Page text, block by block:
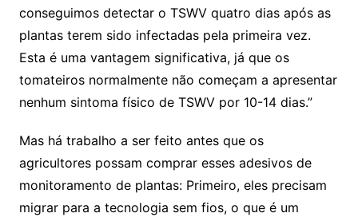
conseguimos detectar o TSWV quatro dias após as
plantas terem sido infectadas pela primeira vez.
Esta é uma vantagem significativa, já que os
tomateiros normalmente não começam a apresentar
nenhum sintoma físico de TSWV por 10-14 dias.”
Mas há trabalho a ser feito antes que os
agricultores possam comprar esses adesivos de
monitoramento de plantas: Primeiro, eles precisam
migrar para a tecnologia sem fios, o que é um